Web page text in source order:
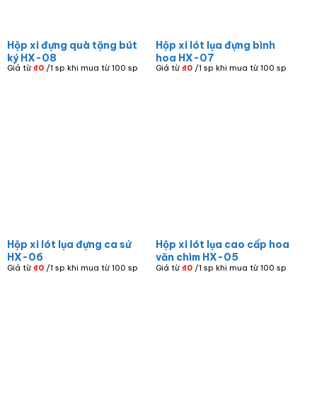
Hộp xi đựng quà tặng bút
ký HX-08
Giá từ ₫0/1 sp khi mua từ 100 sp
Hộp xi lót lụa đựng bình
hoa HX-07
Giá từ₫0 /1 sp khi mua từ 100 sp
Hộp xi lót lụa đựng ca sứ
HX-06
Giá từ ₫0/1 sp khi mua từ 100 sp
Hộp xi lót lụa cao cấp hoa
văn chìm HX-05
Giá từ₫0 /1 sp khi mua từ 100 sp